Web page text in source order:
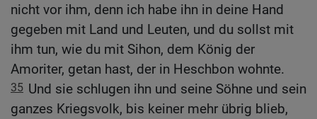
nicht vor ihm, denn ich habe ihn in deine Hand
gegeben mit Land und Leuten, und du sollst mit
ihm tun, wie du mit Sihon, dem König der
Amoriter, getan hast, der in Heschbon wohnte.
35 Und sie schlugen ihn und seine Söhne und sein
ganzes Kriegsvolk, bis keiner mehr übrig blieb,